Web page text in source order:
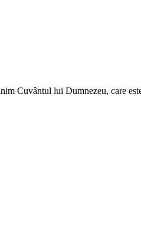
Cuvântul lui Dumnezeu, care